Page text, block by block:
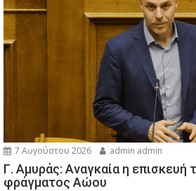
7 Αυγούστου 2026 admin admin
Γ. Αμυράς: Αναγκαία η επισκευή
φράγματος Αώου